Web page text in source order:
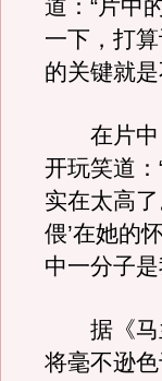
道：“片中
一下，打
的关键就
在片中，
开玩笑道
实在太高
偎’在她的
中一分子
据《马兰
将毫不逊